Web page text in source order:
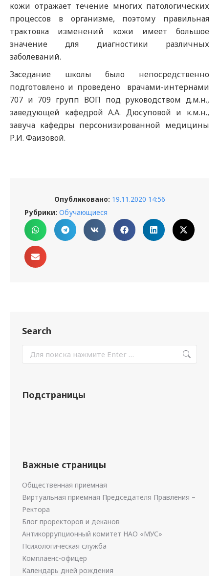
кожи отражает течение многих патологических
процессов в организме, поэтому правильная
трактовка изменений кожи имеет большое
значение для диагностики различных
заболеваний.
Заседание школы было непосредственно
подготовлено и проведено врачами-интернами
707 и 709 групп ВОП под руководством д.м.н.,
заведующей кафедрой А.А. Дюсуповой и к.м.н.,
завуча кафедры персонизированной медицины
Р.И. Фаизовой.
Опубликовано: 19.11.2020 14:56
Рубрики: Обучающиеся
Search
Подстраницы
Важные страницы
Общественная приёмная
Виртуальная приемная Председателя Правления –
Ректора
Блог проректоров и деканов
Антикоррупционный комитет НАО «МУС»
Психологическая служба
Комплаенс-офицер
Календарь дней рождения